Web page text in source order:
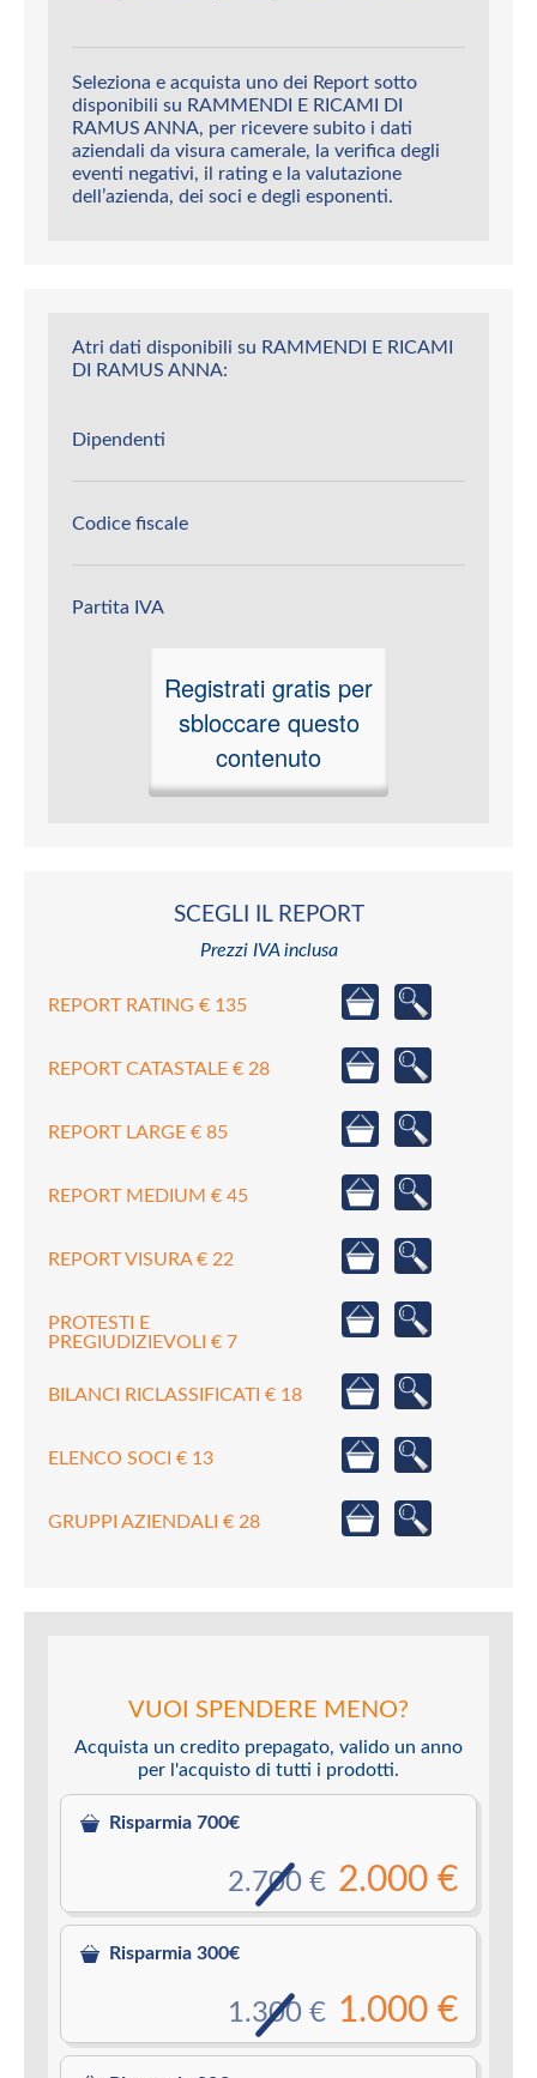
Seleziona e acquista uno dei Report sotto
disponibili su RAMMENDI E RICAMI DI
RAMUS ANNA, per ricevere subito i dati
aziendali da visura camerale, la verifica degli
eventi negativi, il rating e la valutazione
dell’azienda, dei soci e degli esponenti.
Atri dati disponibili su RAMMENDI E RICAMI
DI RAMUS ANNA:
Dipendenti
Codice fiscale
Partita IVA
Registrati gratis per
sbloccare questo
contenuto
SCEGLI IL REPORT
Prezzi IVA inclusa
REPORT RATING € 135
REPORT CATASTALE € 28
REPORT LARGE € 85
REPORT MEDIUM € 45
REPORT VISURA € 22
PROTESTI E
PREGIUDIZIEVOLI € 7
BILANCI RICLASSIFICATI € 18
ELENCO SOCI € 13
GRUPPI AZIENDALI € 28
VUOI SPENDERE MENO?
Acquista un credito prepagato, valido un anno
per l'acquisto di tutti i prodotti.
Risparmia 700€
2.000 €
2.700 €
Risparmia 300€
1.000 €
1.300 €